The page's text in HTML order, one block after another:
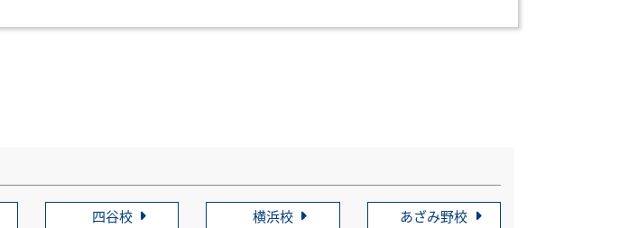
四谷校 横浜校 あざみ野校